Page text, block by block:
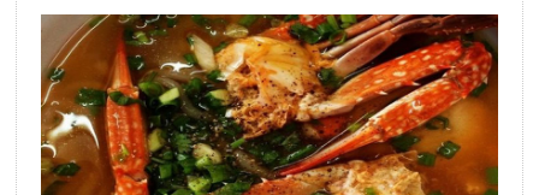
“மாணவர்கள் நடத்திய மொழிப்போரில் ஸ்டிக்கர் ஒட்டிக்கொண்டது திமுக”- பாமக
தலைவர் அன்புமணி ராமதாஸ்
பிரவீன் சக்ரவர்த்தியின் கருத்து காங்கிரஸ் தலைமையின் கருத்து கிடையாது – கார்த்தி
சிதம்பரம்
“ஜெயலலிதா அவர்களே என் ரோல் மாடல்” -பிரேமலதா விஜயகாந்த் பேட்டி
ராகுல் காந்தி கைது – தவெக தலைவர் விஜய் கண்டனம்